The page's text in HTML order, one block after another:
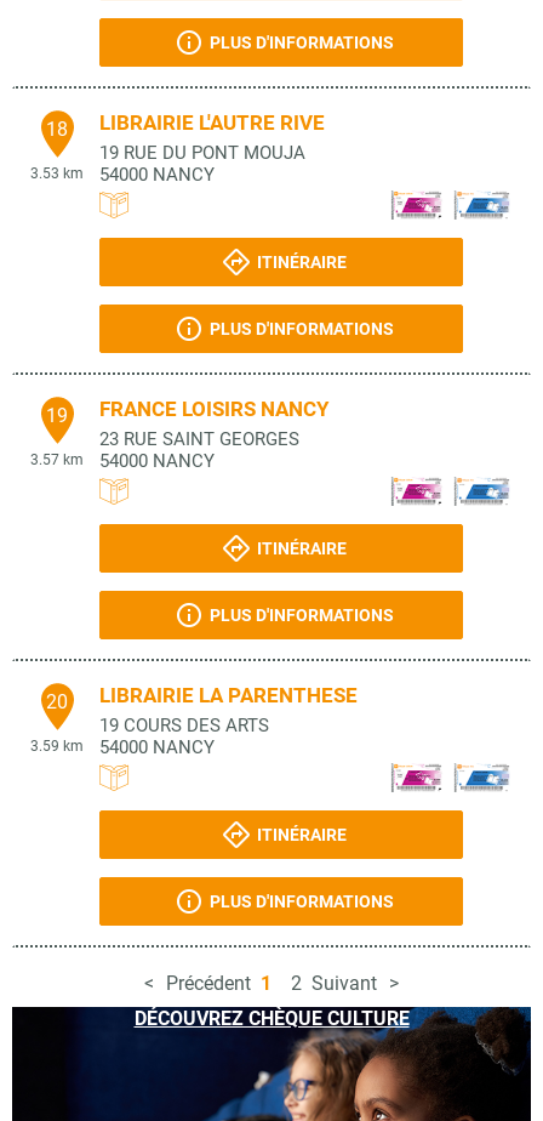
PLUS D'INFORMATIONS
18
3.53 km
LIBRAIRIE L'AUTRE RIVE
19 RUE DU PONT MOUJA
54000 NANCY
ITINÉRAIRE
PLUS D'INFORMATIONS
19
3.57 km
FRANCE LOISIRS NANCY
23 RUE SAINT GEORGES
54000 NANCY
ITINÉRAIRE
PLUS D'INFORMATIONS
20
3.59 km
LIBRAIRIE LA PARENTHESE
19 COURS DES ARTS
54000 NANCY
ITINÉRAIRE
PLUS D'INFORMATIONS
Précédent 1 2 Suivant
DÉCOUVREZ CHÈQUE CULTURE